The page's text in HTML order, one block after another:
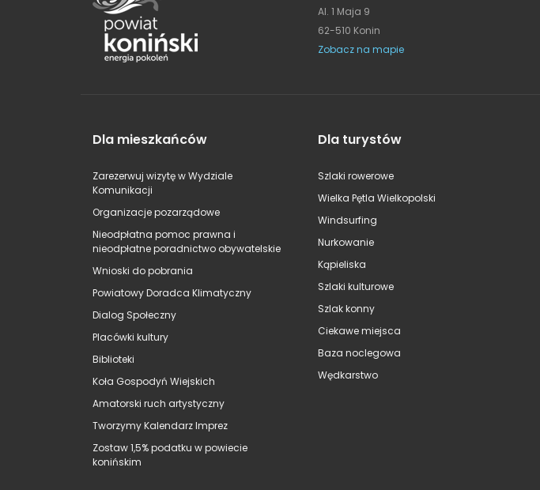
Al. 1 Maja 9
62-510 Konin
Zobacz na mapie
Dla mieszkańców
Zarezerwuj wizytę w Wydziale
Komunikacji
Organizacje pozarządowe
Nieodpłatna pomoc prawna i
nieodpłatne poradnictwo obywatelskie
Wnioski do pobrania
Powiatowy Doradca Klimatyczny
Dialog Społeczny
Placówki kultury
Biblioteki
Koła Gospodyń Wiejskich
Amatorski ruch artystyczny
Tworzymy Kalendarz Imprez
Zostaw 1,5% podatku w powiecie
konińskim
Dla turystów
Szlaki rowerowe
Wielka Pętla Wielkopolski
Windsurfing
Nurkowanie
Kąpieliska
Szlaki kulturowe
Szlak konny
Ciekawe miejsca
Baza noclegowa
Wędkarstwo